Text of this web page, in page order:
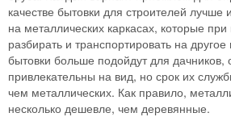
качестве бытовки для строителей лучше
на металлических каркасах, которые
разбирать и транспортировать на
бытовки больше подойдут для дачников,
привлекательны на вид, но срок их
чем металлических. Как правило,
несколько дешевле, чем деревянные.